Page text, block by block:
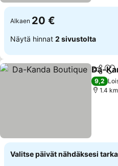
Alkaen 20 €
Näytä hinnat 2 sivustolta
Jaa
Da-
9,2
1.4
Valitse päivät nähdäksesi